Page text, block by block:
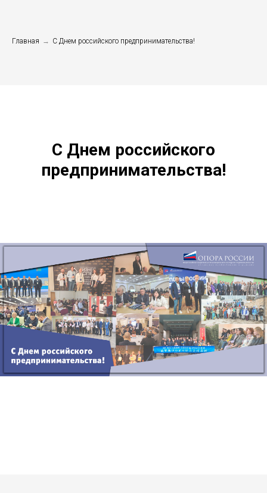
Главная → С Днем российского предпринимательства!
С Днем российского
предпринимательства!